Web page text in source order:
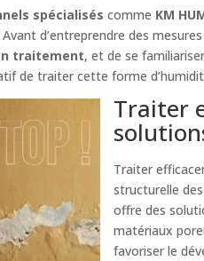
spécialisés comme KM
Avant d’entreprendre des
traitement, et de se
de traiter cette forme
Traiter
Traiter
structurelle
offre des
matériaux
favoriser le